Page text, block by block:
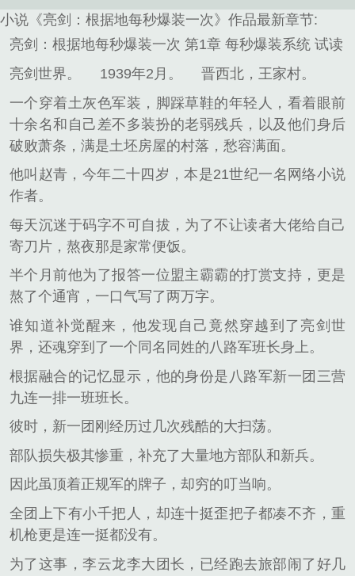
小说《亮剑：根据地每秒爆装一次》作品最新章节:
亮剑：根据地每秒爆装一次 第1章 每秒爆装系统 试读
亮剑世界。
1939年2月。
晋西北，王家村。
一个穿着土灰色军装，脚踩草鞋的年轻人，看着眼前
十余名和自己差不多装扮的老弱残兵，以及他们身后
破败萧条，满是土坯房屋的村落，愁容满面。
他叫赵青，今年二十四岁，本是21世纪一名网络小说
作者。
每天沉迷于码字不可自拔，为了不让读者大佬给自己
寄刀片，熬夜那是家常便饭。
半个月前他为了报答一位盟主霸霸的打赏支持，更是
熬了个通宵，一口气写了两万字。
谁知道补觉醒来，他发现自己竟然穿越到了亮剑世
界，还魂穿到了一个同名同姓的八路军班长身上。
根据融合的记忆显示，他的身份是八路军新一团三营
九连一排一班班长。
彼时，新一团刚经历过几次残酷的大扫荡。
部队损失极其惨重，补充了大量地方部队和新兵。
因此虽顶着正规军的牌子，却穷的叮当响。
全团上下有小千把人，却连十挺歪把子都凑不齐，重
机枪更是连一挺都没有。
为了这事，李云龙李大团长，已经跑去旅部闹了好几